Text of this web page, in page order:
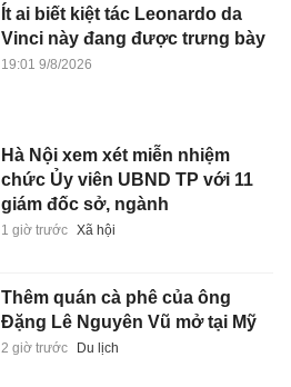
Ít ai biết kiệt tác Leonardo da
Vinci này đang được trưng bày
19:01 9/8/2026
Hà Nội xem xét miễn nhiệm
chức Ủy viên UBND TP với 11
giám đốc sở, ngành
1 giờ trước Xã hội
Thêm quán cà phê của ông
Đặng Lê Nguyên Vũ mở tại Mỹ
2 giờ trước Du lịch